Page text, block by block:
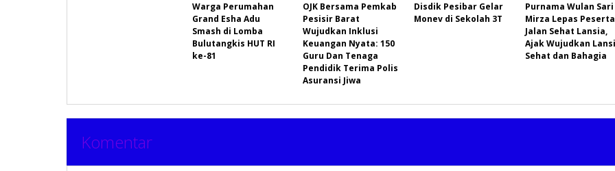
Warga Perumahan
Grand Esha Adu
Smash di Lomba
Bulutangkis HUT RI
ke-81
OJK Bersama Pemkab
Pesisir Barat
Wujudkan Inklusi
Keuangan Nyata: 150
Guru Dan Tenaga
Pendidik Terima Polis
Asuransi Jiwa
Disdik Pesibar Gelar
Monev di Sekolah 3T
Purnama Wulan Sari
Mirza Lepas Peserta
Jalan Sehat Lansia,
Ajak Wujudkan
Sehat dan Bahagia
Komentar